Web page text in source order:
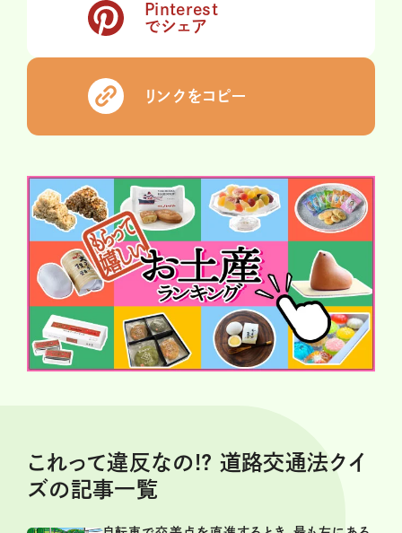
Pinterest
でシェア
リンクをコピー
これって違反なの!? 道路交通法クイ
ズの記事一覧